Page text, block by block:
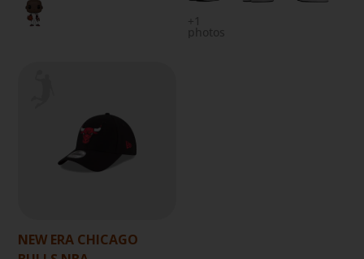
+1
photos
NEW ERA CHICAGO